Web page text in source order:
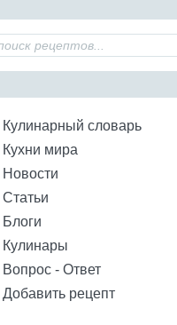
Кулинарный словарь
Кухни мира
Новости
Статьи
Блоги
Кулинары
Вопрос - Ответ
Добавить рецепт